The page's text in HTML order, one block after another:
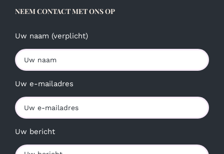
NEEM CONTACT MET ONS OP
Uw naam (verplicht)
Uw e-mailadres
Uw bericht